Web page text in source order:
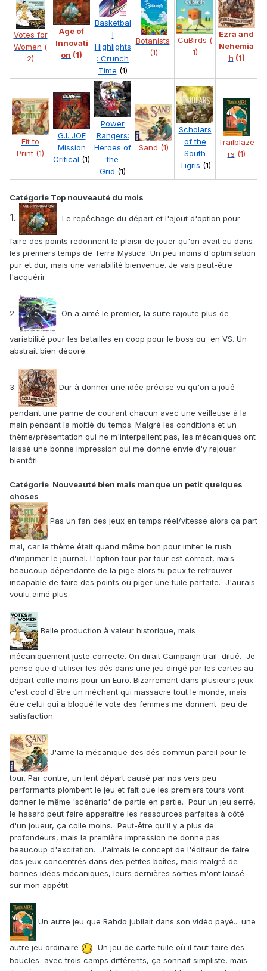
Votes for
Women (
2)
Age of
Innovati
on (1)
Basketbal
l
Highlights
: Crunch
Time (1)
Botanists
(1)
CuBirds (
1)
Ezra and
Nehemia
h (1)
Fit to
Print (1)
G.I. JOE
Mission
Critical (1)
Power
Rangers:
Heroes of
the
Grid (1)
Sand (1)
Scholars
of the
South
Tigris (1)
Trailblaze
rs (1)
Catégorie Top nouveauté du mois
1. Le repêchage du départ et l'ajout d'option pour
faire des points redonnent le plaisir de jouer qu'on avait eu dans
les premiers temps de Terra Mystica. Un peu moins d'optimisation
pur et dur, mais une variabilité bienvenue. Je vais peut-être
l'acquérir
2. On a aimé le premier, la suite rajoute plus de
variabilité pour les batailles en coop pour le boss ou en VS. Un
abstrait bien décoré.
3. Dur à donner une idée précise vu qu'on a joué
pendant une panne de courant chacun avec une veilleuse à la
main pendant la moitié du temps. Malgré les conditions et un
thème/présentation qui ne m'interpellent pas, les mécaniques ont
laissé une bonne impression qui me donne envie d'y rejouer
bientôt!
Catégorie Nouveauté bien mais manque un petit quelques
choses
Pas un fan des jeux en temps réel/vitesse alors ça part
mal, car le thème était quand même bon pour imiter le rush
d'imprimer le journal. L'option tour par tour est correct, mais
beaucoup dépendante de la pige alors tu peux te retrouver
incapable de faire des points ou piger une tuile parfaite. J'aurais
voulu aimé plus.
Belle production à valeur historique, mais
mécaniquement juste correcte. On dirait Campaign trail dilué. Je
pense que d'utiliser les dés dans une jeu dirigé par les cartes au
départ colle moins pour un Euro. Bizarrement dans plusieurs jeux
c'est cool d'être un méchant qui massacre tout le monde, mais
être celui qui a bloqué le vote des femmes me donnent peu de
satisfaction.
J'aime la mécanique des dés commun pareil pour le
tour. Par contre, un lent départ causé par nos vers peu
performants plombent le jeu et fait que les premiers tours vont
donner le même 'scénario' de partie en partie. Pour un jeu serré,
le hasard peut faire apparaître les ressources parfaites à côté
d'un joueur, ça colle moins. Peut-être qu'il y a plus de
profondeurs, mais la première impression ne donne pas
beaucoup d'excitation. J'aimais le concept de l'éditeur de faire
des jeux concentrés dans des petites boîtes, mais malgré de
bonnes idées mécaniques, leurs dernières sorties m'ont laissé
sur mon appétit.
Un autre jeu que Rahdo jubilait dans son vidéo payé... une
autre jeu ordinaire
Un jeu de carte tuile où il faut faire des
boucles avec trois camps différents, ça sonnait simpliste, mais